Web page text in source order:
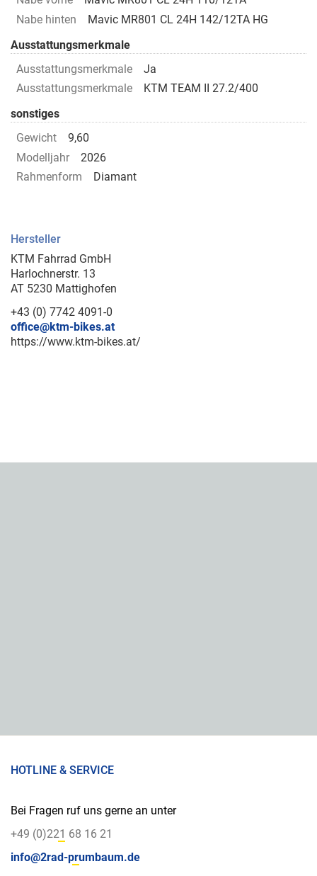
Nabe hinten
Mavic MR801 CL 24H 142/12TA HG
Ausstattungsmerkmale
Ausstattungsmerkmale
Ja
Ausstattungsmerkmale
KTM TEAM II 27.2/400
sonstiges
Gewicht
9,60
Modelljahr
2026
Rahmenform
Diamant
Hersteller
KTM Fahrrad GmbH
Harlochnerstr. 13
AT 5230 Mattighofen
+43 (0) 7742 4091-0
office@ktm-bikes.at
https://www.ktm-bikes.at/
HOTLINE & SERVICE
Bei Fragen ruf uns gerne an unter
+49 (0)221 68 16 21
info@2rad-prumbaum.de